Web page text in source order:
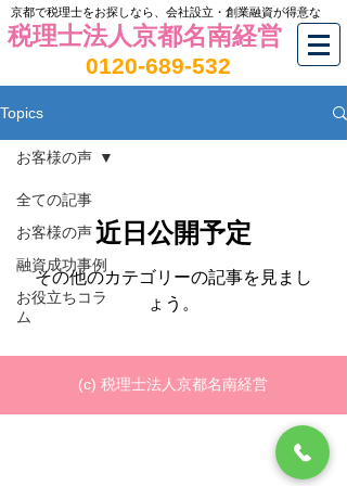
京都で税理士をお探しなら、会社設立・創業融資が得意な
税理士法人京都名南経営
0120-689-532
Topics
全ての記事
お客様の声
融資成功事例
お役立ちコラ
ム
お客様の声
近日公開予定
その他のカテゴリーの記事を見まし
ょう。
(c) 税理士法人京都名南経営